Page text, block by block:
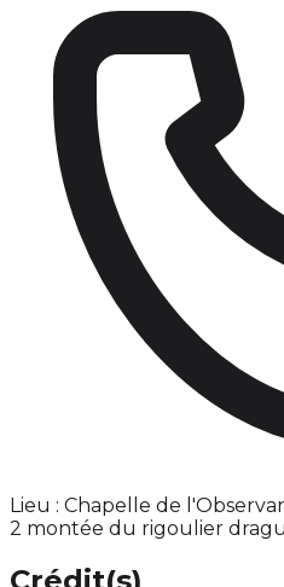
Lieu : Chapelle de
2 montée du rigoulier